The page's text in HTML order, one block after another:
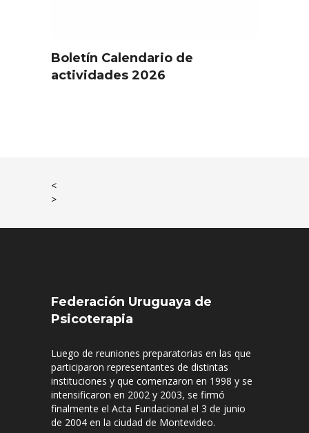
Boletín Calendario de
actividades 2026
<
>
Federación Uruguaya de
Psicoterapia
Luego de reuniones preparatorias en las que
participaron representantes de distintas
instituciones y que comenzaron en 1998 y se
intensificaron en 2002 y 2003, se firmó
finalmente el Acta Fundacional el 3 de junio
de 2004 en la ciudad de Montevideo.